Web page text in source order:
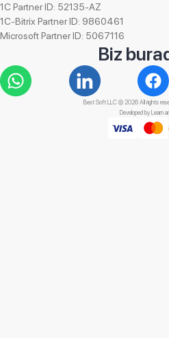
1C Partner ID: 52135-AZ
1C-Bitrix Partner ID: 9860461
Microsoft Partner ID: 5067116
Biz
Best Soft LLC © 2026 All rights
Developed byLearn